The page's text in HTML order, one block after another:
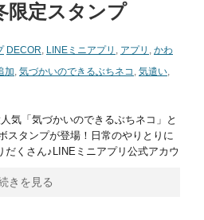
定スタンプ
DECOR, LINEミニアプリ , アプリ , かわ
加, 気づかいのできるぶちネコ , 気遣い,
気「気づかいのできるぶちネコ」と
スタンプが登場！日常のやりとりに
くさん♪LINEミニアプリ公式アカウ
きを見る